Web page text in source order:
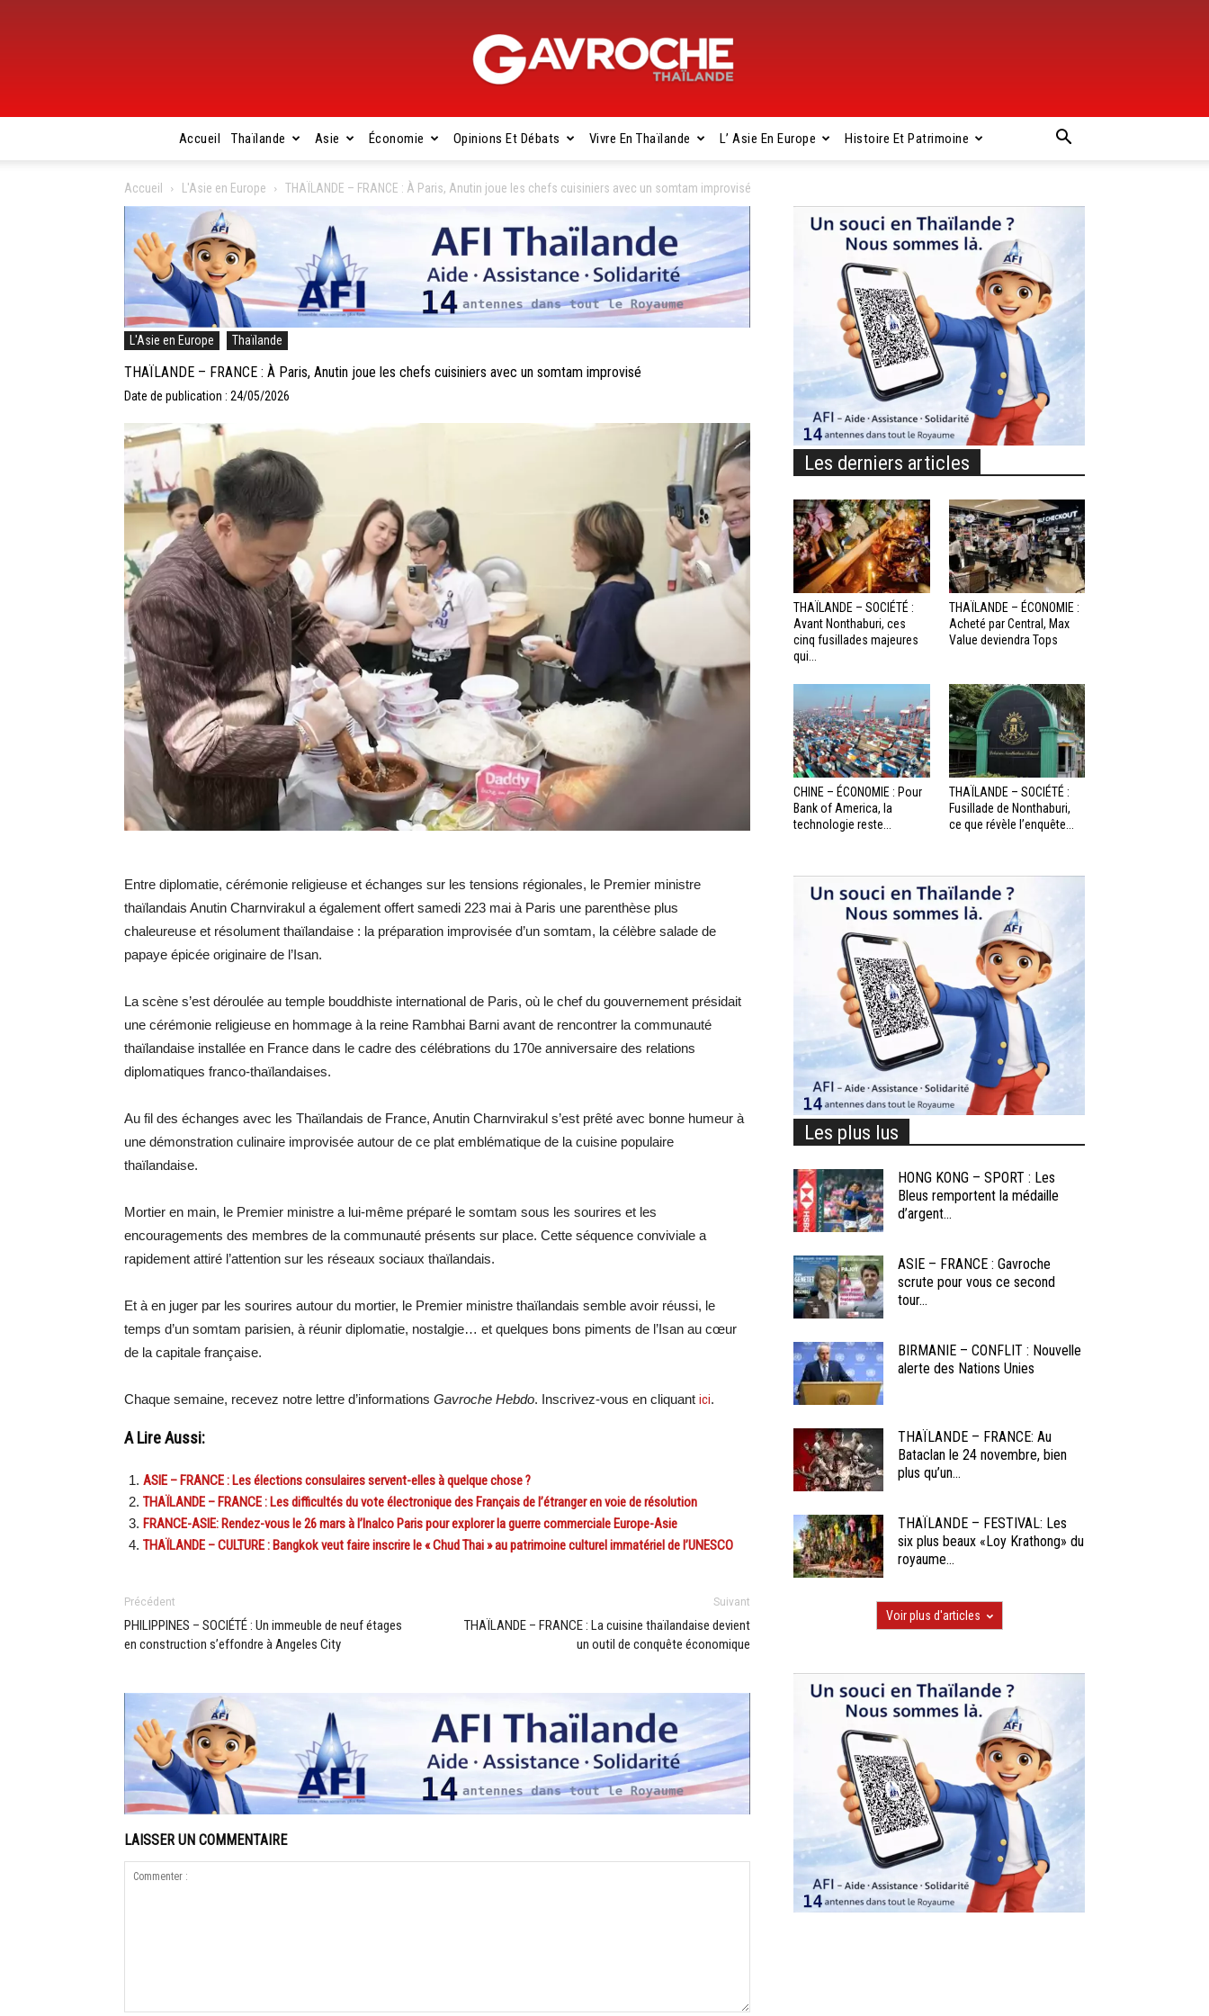
Gavroche
Thaïlande
Accueil Thaïlande Asie Économie Opinions Et Débats Vivre En Thaïlande L’ Asie En Europe Histoire Et Patrimoine
Accueil L'Asie en Europe THAÏLANDE – FRANCE : À Paris, Anutin joue les chefs cuisiniers avec un somtam improvisé
L'Asie en Europe Thaïlande
THAÏLANDE – FRANCE : À Paris, Anutin joue les chefs cuisiniers avec un somtam improvisé
Date de publication : 24/05/2026
Entre diplomatie, cérémonie religieuse et échanges sur les tensions régionales, le Premier ministre
thaïlandais Anutin Charnvirakul a également offert samedi 223 mai à Paris une parenthèse plus
chaleureuse et résolument thaïlandaise : la préparation improvisée d’un somtam, la célèbre salade de
papaye épicée originaire de l’Isan.
La scène s’est déroulée au temple bouddhiste international de Paris, où le chef du gouvernement présidait
une cérémonie religieuse en hommage à la reine Rambhai Barni avant de rencontrer la communauté
thaïlandaise installée en France dans le cadre des célébrations du 170e anniversaire des relations
diplomatiques franco-thaïlandaises.
Au fil des échanges avec les Thaïlandais de France, Anutin Charnvirakul s’est prêté avec bonne humeur à
une démonstration culinaire improvisée autour de ce plat emblématique de la cuisine populaire
thaïlandaise.
Mortier en main, le Premier ministre a lui-même préparé le somtam sous les sourires et les
encouragements des membres de la communauté présents sur place. Cette séquence conviviale a
rapidement attiré l’attention sur les réseaux sociaux thaïlandais.
Et à en juger par les sourires autour du mortier, le Premier ministre thaïlandais semble avoir réussi, le
temps d’un somtam parisien, à réunir diplomatie, nostalgie… et quelques bons piments de l’Isan au cœur
de la capitale française.
Chaque semaine, recevez notre lettre d’informations Gavroche Hebdo. Inscrivez-vous en cliquant ici.
A Lire Aussi:
ASIE – FRANCE : Les élections consulaires servent-elles à quelque chose ?
THAÏLANDE – FRANCE : Les difficultés du vote électronique des Français de l’étranger en voie de résolution
FRANCE-ASIE: Rendez-vous le 26 mars à l’Inalco Paris pour explorer la guerre commerciale Europe-Asie
THAÏLANDE – CULTURE : Bangkok veut faire inscrire le « Chud Thai » au patrimoine culturel immatériel de l’UNESCO
Précédent
PHILIPPINES – SOCIÉTÉ : Un immeuble de neuf étages
en construction s’effondre à Angeles City
Suivant
THAÏLANDE – FRANCE : La cuisine thaïlandaise devient
un outil de conquête économique
LAISSER UN COMMENTAIRE
Les derniers articles
THAÏLANDE – SOCIÉTÉ :
Avant Nonthaburi, ces
cinq fusillades majeures
qui...
THAÏLANDE – ÉCONOMIE :
Acheté par Central, Max
Value deviendra Tops
CHINE – ÉCONOMIE : Pour
Bank of America, la
technologie reste...
THAÏLANDE – SOCIÉTÉ :
Fusillade de Nonthaburi,
ce que révèle l’enquête...
Les plus lus
HONG KONG – SPORT : Les
Bleus remportent la médaille
d’argent...
ASIE – FRANCE : Gavroche
scrute pour vous ce second
tour...
BIRMANIE – CONFLIT : Nouvelle
alerte des Nations Unies
THAÏLANDE – FRANCE: Au
Bataclan le 24 novembre, bien
plus qu’un...
THAÏLANDE – FESTIVAL: Les
six plus beaux «Loy Krathong» du
royaume...
Voir plus d'articles